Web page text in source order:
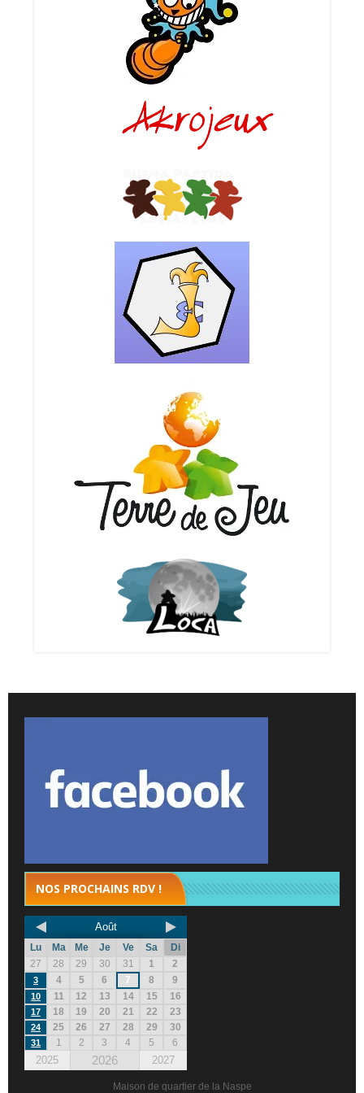
NOS PROCHAINS RDV !
Août
Lu Ma Me Je Ve Sa
Di
27
28 29 30 31 1 2
3 4 5 6 7 8 9
10 11 12 13 14 15 16
17 18 19 20 21 22 23
24 25 26 27 28 29 30
31 1 2 3 4 5 6
2025 2026 2027
Maison de quartier de la Naspe